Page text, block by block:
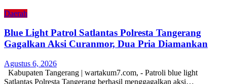
Daerah
Blue Light Patrol Satlantas Polresta Tangerang
Gagalkan Aksi Curanmor, Dua Pria Diamankan
Agustus 6, 2026
Kabupaten Tangerang | wartakum7.com, - Patroli blue light
Satlantas Polresta Tangerang berhasil menggagalkan aksi…